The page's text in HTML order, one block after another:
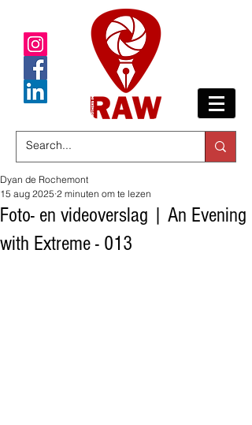
Foto- en videoverslag | An Evening
with Extreme - 013
Dyan de Rochemont
15 aug 2025 2 minuten om te lezen